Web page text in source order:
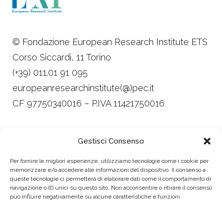
Gestisci Consenso
Per fornire le migliori esperienze, utilizziamo tecnologie come i cookie per
memorizzare e/o accedere alle informazioni del dispositivo. Il consenso a
queste tecnologie ci permetterà di elaborare dati come il comportamento di
navigazione o ID unici su questo sito. Non acconsentire o ritirare il consenso
può influire negativamente su alcune caratteristiche e funzioni.
© Fondazione European Research Institute ETS
Corso Siccardi, 11 Torino
(+39) 011.01 91 095
europeanresearchinstitute(@)pec.it
CF 97750340016 – P.IVA 11421750016
Policy
Design Alessandra Leonardi
Made with ♥ by imperfect